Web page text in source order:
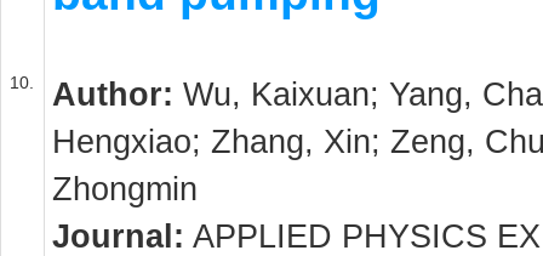
10. Author: Wu, Kaixuan; Yang,
Hengxiao; Zhang, Xin; Zeng,
Zhongmin
Journal: APPLIED PHYSICS